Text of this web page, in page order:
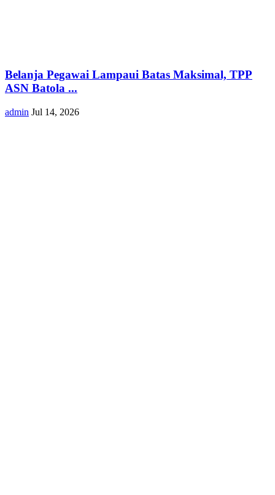
Belanja Pegawai Lampaui Batas Maksimal, TPP
ASN Batola ...
admin Jul 14, 2026